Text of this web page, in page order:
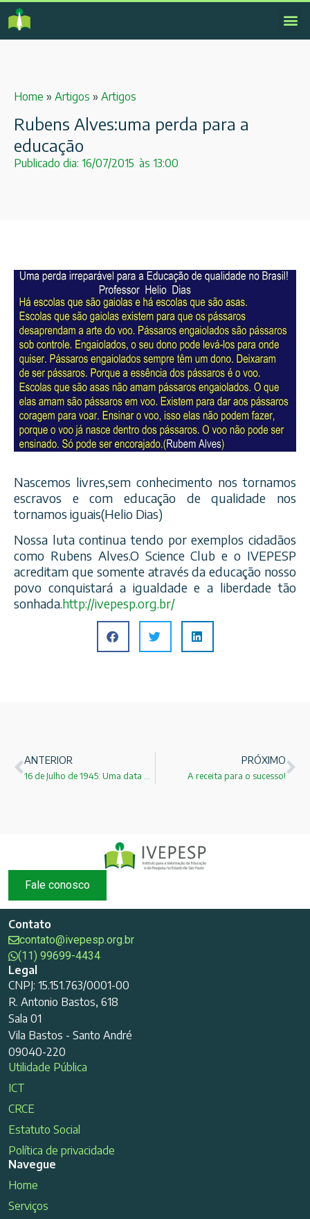
Home » Artigos » Artigos
Rubens Alves:uma perda para a
educação
Publicado dia: 16/07/2015 às 13:00
Nascemos livres,sem conhecimento nos tornamos
escravos e com educação de qualidade nos
tornamos iguais(Helio Dias)
Nossa luta continua tendo por exemplos cidadãos
como Rubens Alves.O Science Club e o IVEPESP
acreditam que somente através da educação nosso
povo conquistará a igualdade e a liberdade tão
sonhada.http://ivepesp.org.br/
ANTERIOR
16 de Julho de 1945: Uma data para não ser esquecida!
PRÓXIMO
A receita para o sucesso!
Fale conosco
Contato
contato@ivepesp.org.br
(11) 99699-4434
Legal
CNPJ: 15.151.763/0001-00
R. Antonio Bastos, 618
Sala 01
Vila Bastos - Santo André
09040-220
Utilidade Pública
ICT
CRCE
Estatuto Social
Política de privacidade
Navegue
Home
Serviços